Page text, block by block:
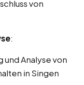
von
:
und Analyse von
in Singen